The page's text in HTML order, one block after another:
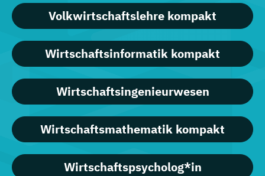
Volkwirtschaftslehre kompakt
Wirtschaftsinformatik kompakt
Wirtschaftsingenieurwesen
Wirtschaftsmathematik kompakt
Wirtschaftspsycholog*in